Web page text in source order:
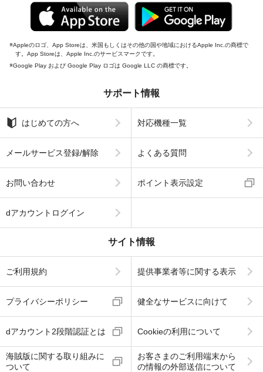
Appleのロゴ、App Storeは、米国もしくはその他の国や地域におけるApple Inc.の商標で
す。App Storeは、Apple Inc.のサービスマークです。
Google Play および Google Play ロゴは Google LLC の商標です。
サポート情報
はじめての方へ 対応機種一覧
メールサービス登録/解除 よくある質問
お問い合わせ ポイント表示設定
dアカウントログイン
サイト情報
ご利用規約 提供事業者等に関する表示
プライバシーポリシー 健全なサービスに向けて
dアカウント2段階認証とは Cookieの利用について
海賊版に関する取り組みに
ついて
お客さまのご利用端末から
の情報の外部送信について